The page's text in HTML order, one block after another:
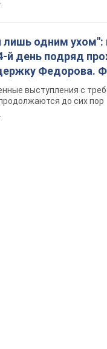
одним ухом":
й день подряд
Федорова.
выступления с
до сих пор